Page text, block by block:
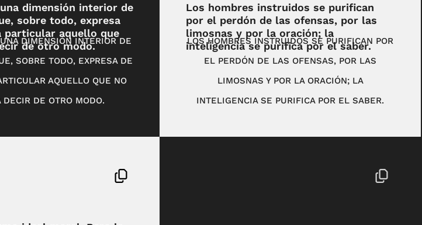
dimensión interior de
sobre todo, expresa
particular aquello que
de otro modo.
DIMENSIÓN INTERIOR DE
SOBRE TODO, EXPRESA DE
AQUELLO QUE NO
DECIR DE OTRO MODO.
Los hombres instruidos se purifican
por el perdón de las ofensas, por las
limosnas y por la oración; la
inteligencia se purifica por el saber.
LOS HOMBRES INSTRUIDOS SE PURIFICAN POR
EL PERDÓN DE LAS OFENSAS, POR LAS
LIMOSNAS Y POR LA ORACIÓN; LA
INTELIGENCIA SE PURIFICA POR EL SABER.